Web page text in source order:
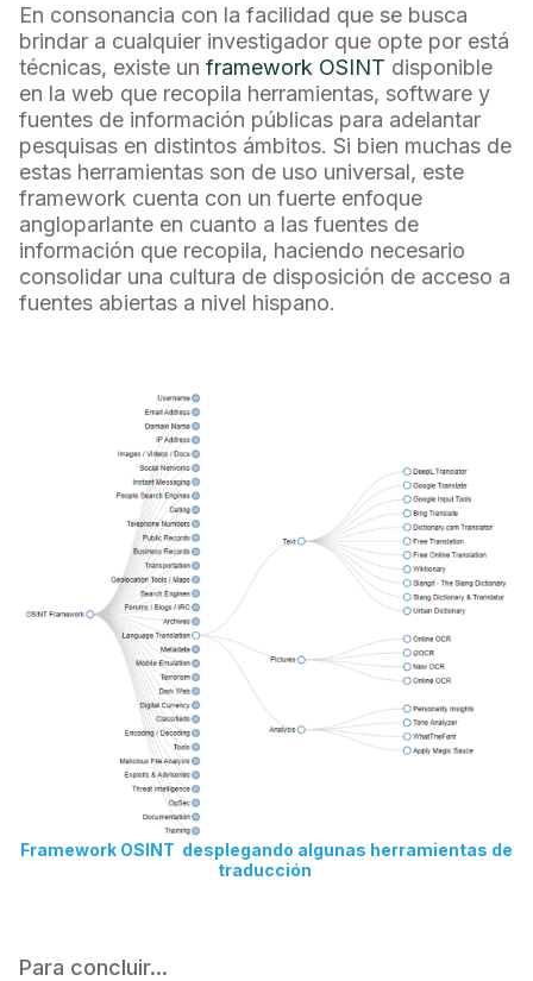
En consonancia con la facilidad que se busca
brindar a cualquier investigador que opte por está
técnicas, existe un framework OSINT disponible
en la web que recopila herramientas, software y
fuentes de información públicas para adelantar
pesquisas en distintos ámbitos. Si bien muchas de
estas herramientas son de uso universal, este
framework cuenta con un fuerte enfoque
angloparlante en cuanto a las fuentes de
información que recopila, haciendo necesario
consolidar una cultura de disposición de acceso a
fuentes abiertas a nivel hispano.
Framework OSINT desplegando algunas herramientas de
traducción
Para concluir...